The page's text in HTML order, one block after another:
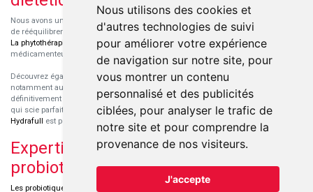
Nous utilisons des cookies et
d'autres technologies de suivi
pour améliorer votre expérience
de navigation sur notre site, pour
vous montrer un contenu
personnalisé et des publicités
ciblées, pour analyser le trafic de
notre site et pour comprendre la
provenance de nos visiteurs.
J'accepte
Nous avons un engouement particulier pour la micronutrition qui permet souvent
de rééquilibrer des carences ou d'améliorer des troubles métaboliques mineurs.
La phytothérapie
l'aromathérapiesont souvent complémentaires de traitements
médicamenteux lorsqu'ils sont bien conseillés.
Découvrez également les protéines et les produits de nutrition sportive,
notamment au sein de la gamme française
Eric Favre
. Cette gamme est
définitivement axée sur le choix qualitatif des ingrédients et sur une formulation
qui scie parfaitement aux besoins de chaque sportif. La gamme hydratation
Hydrafull est pensée pour une hydratation maximale.
Expertise dans le domaine des
probiotiques
Les probiotiques font parti des découvertes médicales majeures dans l'arsenal